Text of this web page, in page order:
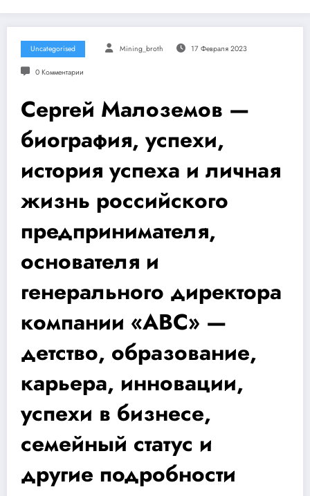
Uncategorised Mining_broth 17 Февраля 2023
0 Комментарии
Сергей Малоземов —
биография, успехи,
история успеха и личная
жизнь российского
предпринимателя,
основателя и
генерального директора
компании «ABC» —
детство, образование,
карьера, инновации,
успехи в бизнесе,
семейный статус и
другие подробности